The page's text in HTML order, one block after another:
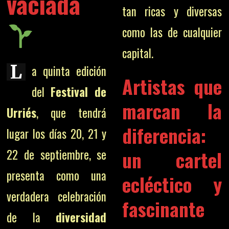
L a quinta edición
del Festival de
Urriés, que tendrá
lugar los días 20, 21 y
22 de septiembre, se
presenta como una
verdadera celebración
de la diversidad
tan ricas y diversas
como las de cualquier
capital.
Artistas que
marcan la
diferencia:
un cartel
ecléctico y
fascinante